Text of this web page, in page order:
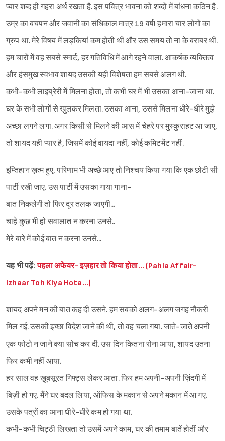
प्यार शब्द ही गहरा अर्थ रखता है. इस पवित्र भावना को शब्दों में बांधना कठिन है.
उम्र का बचपन और जवानी का संधिकाल मात्र 19 वर्ष! हमारा चार लोगों का
ग्रुप था. मेरे विषय में लड़कियां कम होती थीं और उस समय तो ना के बराबर थीं.
हम चारों में वह सबसे स्मार्ट, हर गतिविधि में आगे रहने वाला. आकर्षक व्यक्तित्व
और हंसमुख स्वभाव शायद उसकी यही विशेषता हम सबसे अलग थी.
कभी-कभी लाइब्रेरी में मिलना होता, तो कभी घर में भी उसका आना-जाना था.
घर के सभी लोगों से खुलकर मिलता. उसका आना, उससे मिलना धीरे-धीरे मुझे
अच्छा लगने लगा. अगर किसी से मिलने की आस में चेहरे पर मुस्कुराहट आ जाए,
तो शायद यही प्यार है, जिसमें कोई वायदा नहीं, कोई कमिटमेंट नहीं.
इम्तिहान ख़त्म हुए, परिणाम भी अच्छे आए तो निश्‍चय किया गया कि एक छोटी सी
पार्टी रखी जाए. उस पार्टी में उसका गाया गाना-
बात निकलेगी तो फिर दूर तलक जाएगी...
चाहे कुछ भी हो सवालात न करना उनसे..
मेरे बारे में कोई बात न करना उनसे...
यह भी पढ़ें:पहला अफेयर- इज़हार तो किया होता… (Pahla Affair-
Izhaar Toh Kiya Hota…)
शायद अपने मन की बात कह दी उसने. हम सबको अलग-अलग जगह नौकरी
मिल गई. उसकी इच्छा विदेश जाने की थी, तो वह चला गया. जाते-जाते अपनी
एक फोटो न जाने क्या सोच कर दी. उस दिन कितना रोना आया, शायद उतना
फिर कभी नहीं आया.
हर साल वह ख़ूबसूरत गिफ्ट्स लेकर आता. फिर हम अपनी-अपनी ज़िंदगी में
बिज़ी हो गए. मैंने घर बदल लिया, ऑफिस के मकान से अपने मकान में आ गए.
उसके पत्रों का आना धीरे-धीरे कम हो गया था.
कभी-कभी चिट्ठी लिखता तो उसमें अपने काम, घर की तमाम बातें होतीं और